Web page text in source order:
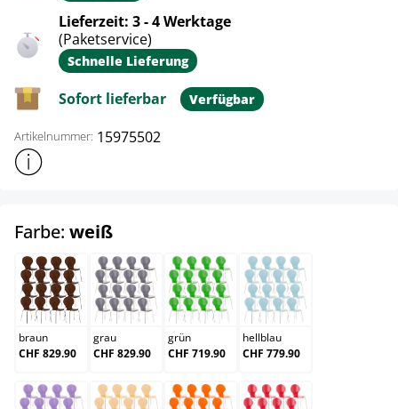
Lieferzeit: 3 - 4 Werktage
(Paketservice)
Schnelle Lieferung
Sofort lieferbar Verfügbar
Artikelnummer: 15975502
Weitere Produktinformationen anzeigen
Farbe: weißauswählen
braun
braun
CHF 829.90
grau
grau
CHF 829.90
grün
grün
CHF 719.90
hellblau
hellblau
CHF 779.90